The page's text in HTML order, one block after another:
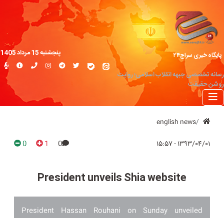
پایگاه خبری سراج۲۴
رسانه تخصصی جبهه انقلاب اسلامی؛ روایت
روشن حقیقت
پنجشنبه 15 مرداد 1405
english news
۱۳۹۳/۰۴/۰۱ - ۱۵:۵۷ 0
1
0
President unveils Shia website
President Hassan Rouhani on Sunday unveiled